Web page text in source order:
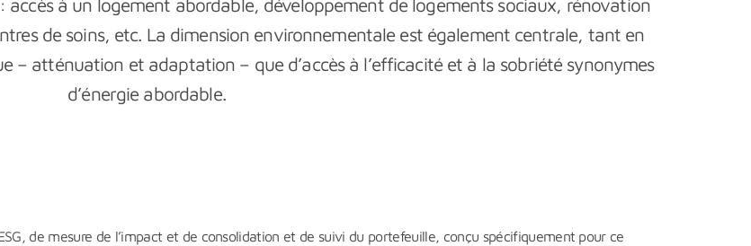
accès à un logement abordable, développement de logements sociaux, rénovation
de soins, etc. La dimension environnementale est également centrale, tant en
atténuation et adaptation – que d’accès à l’efficacité et à la sobriété synonymes
d’énergie abordable.
de mesure de l’impact et de consolidation et de suivi du portefeuille, conçu spécifiquement pour ce